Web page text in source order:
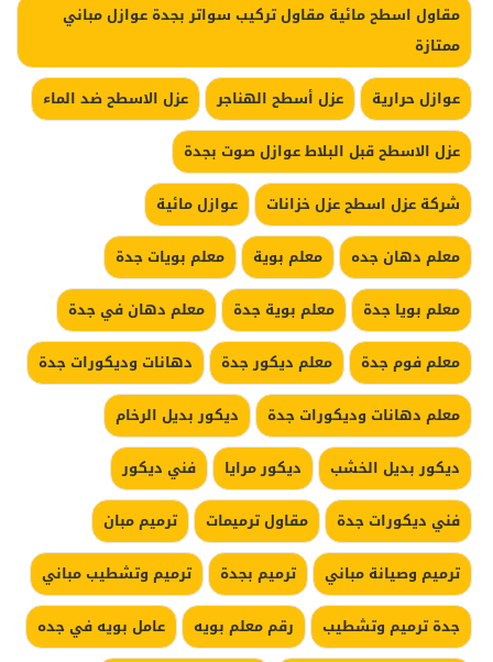
مقاول اسطح مائية مقاول تركيب سواتر بجدة عوازل مباني
ممتازة
عوازل حرارية
عزل أسطح الهناجر
عزل الاسطح ضد الماء
عزل الاسطح قبل البلاط عوازل صوت بجدة
شركة عزل اسطح عزل خزانات
عوازل مائية
معلم دهان جده
معلم بوية
معلم بويات جدة
معلم بويا جدة
معلم بوية جدة
معلم دهان في جدة
معلم فوم جدة
معلم ديكور جدة
دهانات وديكورات جدة
معلم دهانات وديكورات جدة
ديكور بديل الرخام
ديكور بديل الخشب
ديكور مرايا
فني ديكور
فني ديكورات جدة
مقاول ترميمات
ترميم مبان
ترميم وصيانة مباني
ترميم بجدة
ترميم وتشطيب مباني
جدة ترميم وتشطيب
رقم معلم بويه
عامل بويه في جده